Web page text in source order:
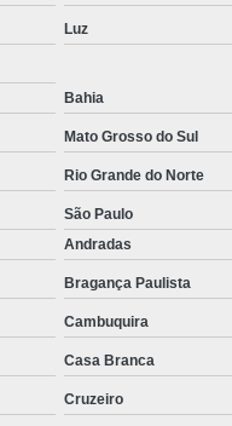
e Bloqueador Veicular
de
de Caminhão
de Caminhão Minas
para Caminhão
para Caminhões
Caminhão Via Satélite
Veicular
Rastreador
Luz
Bahia
Mato Grosso do Sul
Rio Grande do Norte
São Paulo
Andradas
Bragança Paulista
Cambuquira
Casa Branca
Cruzeiro